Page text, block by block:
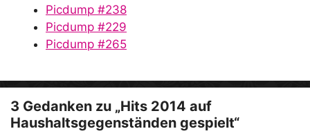
o
Picdump #238
Picdump #229
Picdump #265
3 Gedanken zu „Hits 2014 auf
Haushaltsgegenständen gespielt“